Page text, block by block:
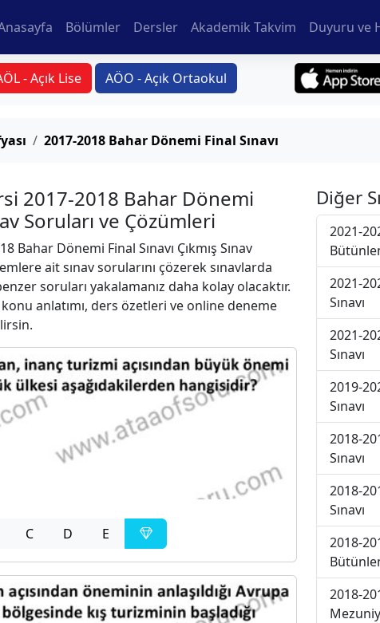
Bölümler Dersler Akademik Takvim Duyuru ve
- Açık Lise AÖO - Açık Ortaokul
2017-2018 Bahar Dönemi Final Sınavı
2017-2018 Bahar Dönemi
Soruları ve Çözümleri
Bahar Dönemi Final Sınavı Çıkmış Sınav
ait sınav sorularını çözerek sınavlarda
soruları yakalamanız daha kolay olacaktır.
konu anlatımı, ders özetleri ve online deneme
C D E
Diğer
2021-
2021-
Sınavı
2021-
Sınavı
2019-
Sınavı
2018-
Sınavı
2018-
Sınavı
2018-
2018-